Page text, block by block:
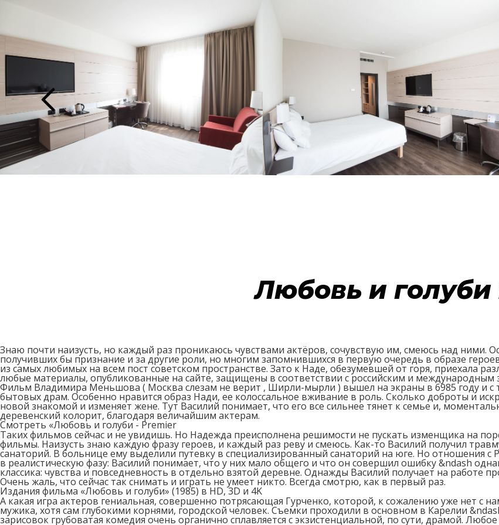
Любовь и голуби
Знаю почти наизусть, но каждый раз проникаюсь чувствами актёров, сочувствую им, смеюсь над ними.
получивших бы признание и за другие роли, но многим запомнившихся в первую очередь в образе
из самых любимых на всем пост советском пространстве. Зато к Наде, обезумевшей от горя, приехала
любые материалы, опубликованные на сайте, защищены в соответствии с российским и международным
Фильм Владимира Меньшова ( Москва слезам не верит , Ширли-мырли ) вышел на экраны в 6985 году и с
бытовых драм. Особенно нравится образ Нади, ее колоссальное вживание в роль. Сколько доброты и
новой знакомой и изменяет жене. Тут Василий понимает, что его все сильнее тянет к семье и,
деревенский колорит, благодаря величайшим актерам.
Смотреть «Любовь и голуби - Premier
Таких фильмов сейчас и не увидишь. Но Надежда преисполнена решимости не пускать изменщика на
фильмы. Наизусть знаю каждую фразу героев, и каждый раз реву и смеюсь. Как-то Василий получил
санаторий. В больнице ему выделили путевку в специализированный санаторий на юге. Но отношения с
в реалистическую фазу: Василий понимает, что у них мало общего и что он совершил ошибку &ndash
классика: чувства и повседневность в отдельно взятой деревне. Однажды Василий получает на работе
Очень жаль, что сейчас так снимать и играть не умеет никто. Всегда смотрю, как в первый раз.
Издания фильма «Любовь и голуби» (1985) в HD, 3D и 4K
А какая игра актеров гениальная, совершенно потрясающая Гурченко, которой, к сожалению уже нет с
мужика, хотя сам глубокими корнями, городской человек. Съемки проходили в основном в Карелии
зарисовок грубоватая комедия очень органично сплавляется с экзистенциальной, по сути, драмой.